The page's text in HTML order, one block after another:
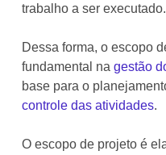
trabalho a ser executado.
Dessa forma, o escopo
fundamental na gestão
base para o
controle das atividades.
O escopo de projeto é